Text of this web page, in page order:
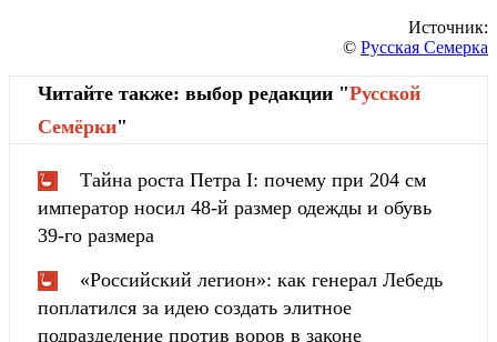
Источник:
© Русская Семерка
Читайте также: выбор редакции "Русской
Cемёрки"
Тайна роста Петра I: почему при 204 см
император носил 48-й размер одежды и обувь
39-го размера
«Российский легион»: как генерал Лебедь
поплатился за идею создать элитное
подразделение против воров в законе